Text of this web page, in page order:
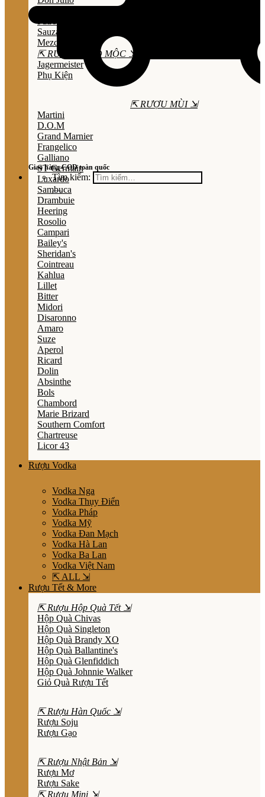
Giao hàng COD toàn quốc
Tìm kiếm:
Sauza
Mezcal
⇱ RƯỢU THẢO MỘC ⇲
Jagermeister
Phụ Kiện
⇱ RƯỢU MÙI ⇲
Martini
D.O.M
Grand Marnier
Frangelico
Galliano
ST Germain
Luxardo
Sambuca
Drambuie
Heering
Rosolio
Campari
Bailey's
Sheridan's
Cointreau
Kahlua
Lillet
Bitter
Midori
Disaronno
Amaro
Suze
Aperol
Ricard
Dolin
Absinthe
Bols
Chambord
Marie Brizard
Southern Comfort
Chartreuse
Licor 43
Rượu Vodka
Vodka Nga
Vodka Thụy Điển
Vodka Pháp
Vodka Mỹ
Vodka Đan Mạch
Vodka Hà Lan
Vodka Ba Lan
Vodka Việt Nam
⇱ ALL ⇲
Rượu Tết & More
⇱ Rượu Hộp Quà Tết ⇲
Hộp Quà Chivas
Hộp Quà Singleton
Hộp Quà Brandy XO
Hộp Quà Ballantine's
Hộp Quà Glenfiddich
Hộp Quà Johnnie Walker
Giỏ Quà Rượu Tết
⇱ Rượu Hàn Quốc ⇲
Rượu Soju
Rượu Gạo
⇱ Rượu Nhật Bản ⇲
Rượu Mơ
Rượu Sake
⇱ Rượu Mini ⇲